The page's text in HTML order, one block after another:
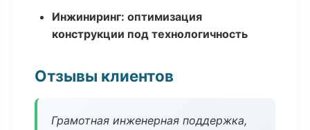
Инжиниринг: оптимизация
конструкции под технологичность
Отзывы клиентов
Грамотная инженерная поддержка,